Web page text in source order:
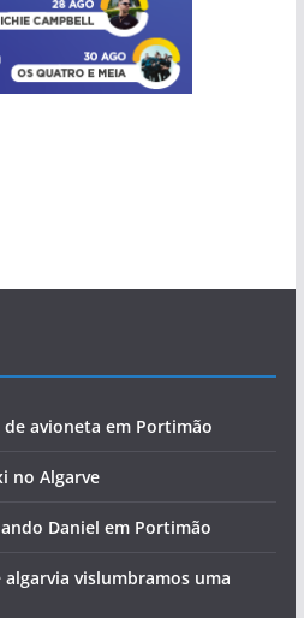
avioneta em Portimão
no Algarve
Daniel em Portimão
vislumbramos uma